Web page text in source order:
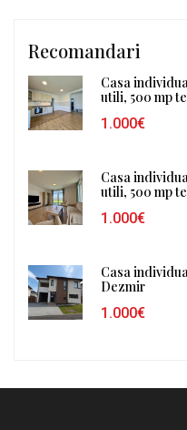
Recomandari
Casa
utili, 500 mp
1.000€
Casa
utili, 500 mp
1.000€
Casa
Dezmir
1.000€